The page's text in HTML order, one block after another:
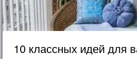
10 классных идей для